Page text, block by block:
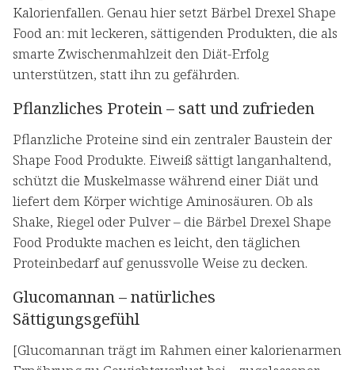
Kalorienfallen. Genau hier setzt Bärbel Drexel Shape
Food an: mit leckeren, sättigenden Produkten, die als
smarte Zwischenmahlzeit den Diät-Erfolg
unterstützen, statt ihn zu gefährden.
Pflanzliches Protein – satt und zufrieden
Pflanzliche Proteine sind ein zentraler Baustein der
Shape Food Produkte. Eiweiß sättigt langanhaltend,
schützt die Muskelmasse während einer Diät und
liefert dem Körper wichtige Aminosäuren. Ob als
Shake, Riegel oder Pulver – die Bärbel Drexel Shape
Food Produkte machen es leicht, den täglichen
Proteinbedarf auf genussvolle Weise zu decken.
Glucomannan – natürliches
Sättigungsgefühl
[Glucomannan trägt im Rahmen einer kalorienarmen